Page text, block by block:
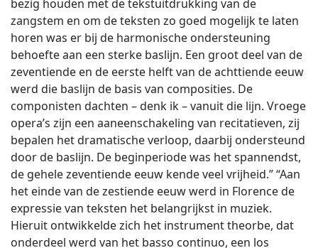
bezig houden met de tekstuitdrukking van de
zangstem en om de teksten zo goed mogelijk te laten
horen was er bij de harmonische ondersteuning
behoefte aan een sterke baslijn. Een groot deel van de
zeventiende en de eerste helft van de achttiende eeuw
werd die baslijn de basis van composities. De
componisten dachten – denk ik – vanuit die lijn. Vroege
opera’s zijn een aaneenschakeling van recitatieven, zij
bepalen het dramatische verloop, daarbij ondersteund
door de baslijn. De beginperiode was het spannendst,
de gehele zeventiende eeuw kende veel vrijheid.” “Aan
het einde van de zestiende eeuw werd in Florence de
expressie van teksten het belangrijkst in muziek.
Hieruit ontwikkelde zich het instrument theorbe, dat
onderdeel werd van het basso continuo, een los